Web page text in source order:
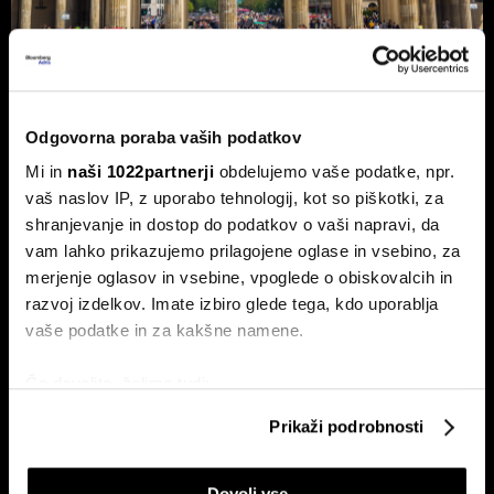
Odgovorna poraba vaših podatkov
Mi in naši 1022partnerji obdelujemo vaše podatke, npr.
vaš naslov IP, z uporabo tehnologij, kot so piškotki, za
shranjevanje in dostop do podatkov o vaši napravi, da
vam lahko prikazujemo prilagojene oglase in vsebino, za
merjenje oglasov in vsebine, vpoglede o obiskovalcih in
razvoj izdelkov. Imate izbiro glede tega, kdo uporablja
vaše podatke in za kakšne namene.
Identificirati napravo z aktivnim preverjanjem
Prikaži podrobnosti
Nemčija voli: Zgodovinsko zmago
AfD in potop Merza lahko prepreči le
'slovenski scenarij'
Septembra v Saški-Anhalt, Berlinu in Mecklenburg-
Predpomorjanski deželne volitve, ki bodo podale oceno
Merzeve vlade.